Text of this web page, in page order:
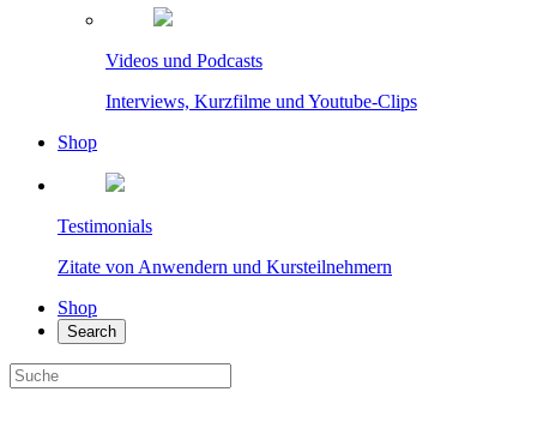
Videos und Podcasts
Interviews, Kurzfilme und Youtube-Clips
Shop
Testimonials
Zitate von Anwendern und Kursteilnehmern
Shop
Search